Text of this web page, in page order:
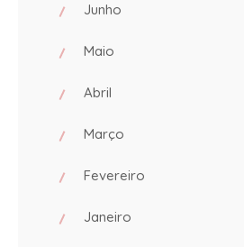
Junho
Maio
Abril
Março
Fevereiro
Janeiro